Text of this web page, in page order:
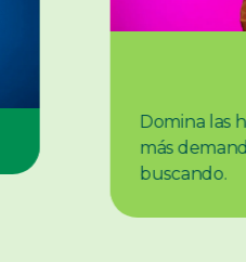
Domina las
más
buscando.